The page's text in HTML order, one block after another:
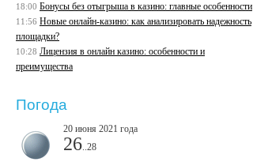
18:00 Бонусы без отыгрыша в казино: главные особенности
11:56 Новые онлайн-казино: как анализировать надежность
площадки?
10:28 Лицензия в онлайн казино: особенности и
преимущества
Погода
20 июня 2021 года
26 ..28